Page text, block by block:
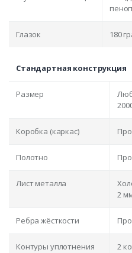
Глазок 180
Стандартная конструкция
Размер
Коробка (каркас)
Полотно
Лист металла
2
Ребра жёсткости
Контуры уплотнения 2